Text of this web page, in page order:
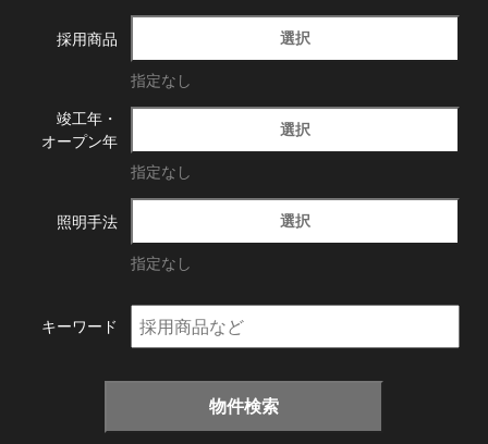
採用商品 選択
指定なし
竣工年・
オープン年
選択
指定なし
照明手法 選択
指定なし
キーワード
物件検索